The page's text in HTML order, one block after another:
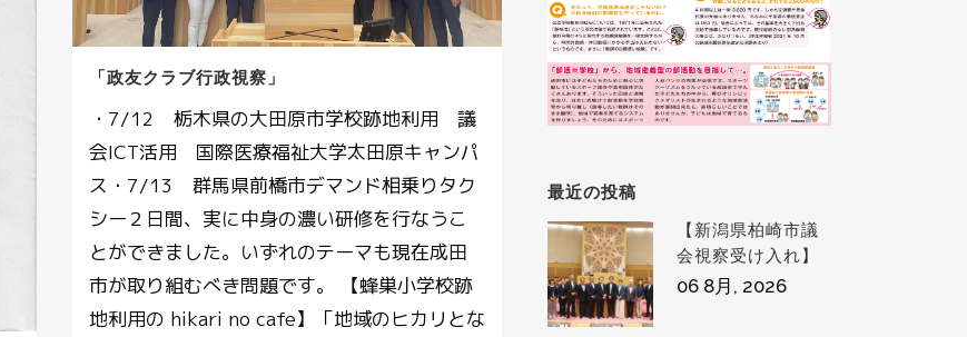
「政友クラブ行政視察」
・7/12 栃木県の大田原市学校跡地利用 議
会ICT活用 国際医療福祉大学太田原キャンパ
ス・7/13 群馬県前橋市デマンド相乗りタク
シー２日間、実に中身の濃い研修を行なうこ
とができました。いずれのテーマも現在成田
市が取り組むべき問題です。 【蜂巣小学校跡
地利用の hikari no cafe】「地域のヒカリとな
最近の投稿
【新潟県柏崎市議
会視察受け入れ】
06 8月, 2026